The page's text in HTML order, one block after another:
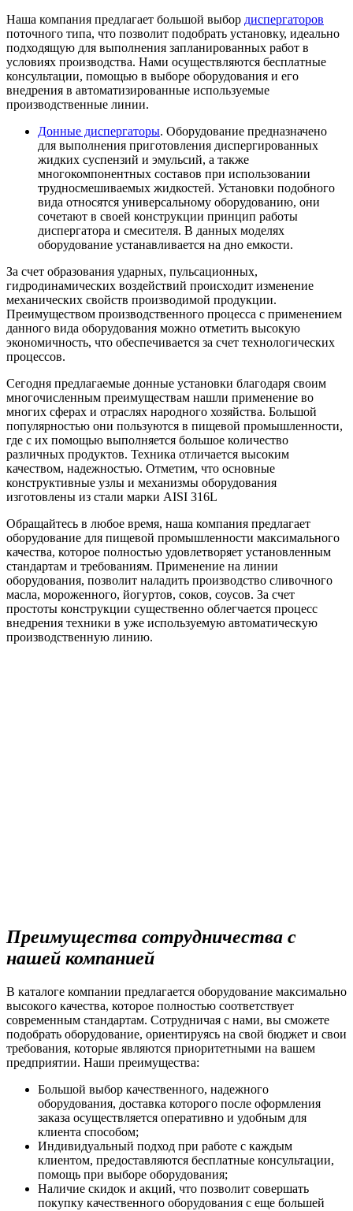
Наша компания предлагает большой выбор диспергаторов
поточного типа, что позволит подобрать установку, идеально
подходящую для выполнения запланированных работ в
условиях производства. Нами осуществляются бесплатные
консультации, помощью в выборе оборудования и его
внедрения в автоматизированные используемые
производственные линии.
Донные диспергаторы. Оборудование предназначено
для выполнения приготовления диспергированных
жидких суспензий и эмульсий, а также
многокомпонентных составов при использовании
трудносмешиваемых жидкостей. Установки подобного
вида относятся универсальному оборудованию, они
сочетают в своей конструкции принцип работы
диспергатора и смесителя. В данных моделях
оборудование устанавливается на дно емкости.
За счет образования ударных, пульсационных,
гидродинамических воздействий происходит изменение
механических свойств производимой продукции.
Преимуществом производственного процесса с применением
данного вида оборудования можно отметить высокую
экономичность, что обеспечивается за счет технологических
процессов.
Сегодня предлагаемые донные установки благодаря своим
многочисленным преимуществам нашли применение во
многих сферах и отраслях народного хозяйства. Большой
популярностью они пользуются в пищевой промышленности,
где с их помощью выполняется большое количество
различных продуктов. Техника отличается высоким
качеством, надежностью. Отметим, что основные
конструктивные узлы и механизмы оборудования
изготовлены из стали марки AISI 316L
Обращайтесь в любое время, наша компания предлагает
оборудование для пищевой промышленности максимального
качества, которое полностью удовлетворяет установленным
стандартам и требованиям. Применение на линии
оборудования, позволит наладить производство сливочного
масла, мороженного, йогуртов, соков, соусов. За счет
простоты конструкции существенно облегчается процесс
внедрения техники в уже используемую автоматическую
производственную линию.
Преимущества сотрудничества с
нашей компанией
В каталоге компании предлагается оборудование максимально
высокого качества, которое полностью соответствует
современным стандартам. Сотрудничая с нами, вы сможете
подобрать оборудование, ориентируясь на свой бюджет и свои
требования, которые являются приоритетными на вашем
предприятии. Наши преимущества:
Большой выбор качественного, надежного
оборудования, доставка которого после оформления
заказа осуществляется оперативно и удобным для
клиента способом;
Индивидуальный подход при работе с каждым
клиентом, предоставляются бесплатные консультации,
помощь при выборе оборудования;
Наличие скидок и акций, что позволит совершать
покупку качественного оборудования с еще большей